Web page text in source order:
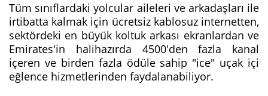
Tüm sınıflardaki yolcular aileleri ve arkadaşları ile
irtibatta kalmak için ücretsiz kablosuz internetten,
sektördeki en büyük koltuk arkası ekranlardan ve
Emirates'in halihazırda 4500'den fazla kanal
içeren ve birden fazla ödüle sahip "ice" uçak içi
eğlence hizmetlerinden faydalanabiliyor.